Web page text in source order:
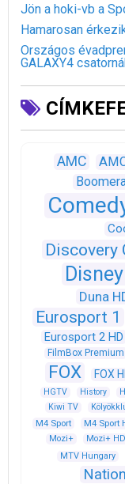
Jön a hoki-vb a
Hamarosan
Országos
GALAXY4
AMC
Discovery
Duna
Eurosport 1
Eurosport 2 HD
FilmBox Premium
FOX FOX
HGTV History
Kiwi TV
M4 Sport M4 Sport
Mozi+ Mozi+ HD
MTV Hungary